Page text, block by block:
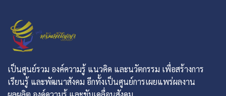
เป็นศูนย์รวม องค์ความรู้ แนวคิด และนวัตกรรม เพื่อสร้างการ
เรียนรู้ และพัฒนาสังคม อีกทั้งเป็นศูนย์การเผยแพร่ผลงาน